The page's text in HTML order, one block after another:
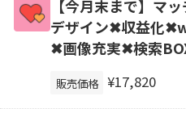
【今月末まで】マ
デザイン✖収益化
✖画像充実✖検索
販売価格 ¥17,820